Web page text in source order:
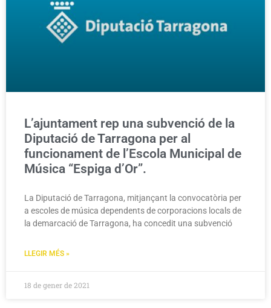
L’ajuntament rep una subvenció de la
Diputació de Tarragona per al
funcionament de l’Escola Municipal de
Música “Espiga d’Or”.
La Diputació de Tarragona, mitjançant la convocatòria per
a escoles de música dependents de corporacions locals de
la demarcació de Tarragona, ha concedit una subvenció
LLEGIR MÉS »
18 de gener de 2021